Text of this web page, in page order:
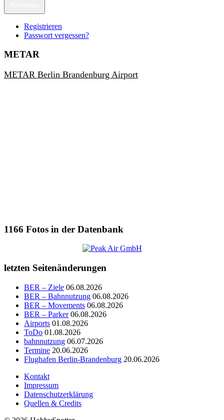
Registrieren
Passwort vergessen?
METAR
METAR Berlin Brandenburg Airport
1166 Fotos in der Datenbank
letzten Seitenänderungen
BER – Ziele 06.08.2026
BER – Bahnnutzung 06.08.2026
BER – Movements 06.08.2026
BER – Parker 06.08.2026
Airports 01.08.2026
ToDo 01.08.2026
bahnnutzung 06.07.2026
Termine 20.06.2026
Flughafen Berlin-Brandenburg 20.06.2026
Kontakt
Impressum
Datenschutzerklärung
Quellen & Credits